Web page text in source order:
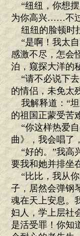
“纽纽，你想摆
为你高兴……不
纽纽的脸顿时
“是啊！我太自
感激不尽，怎会
泊，窥探大洋的
“请不必说下去
的情侣，未免太
我解释道：“坦
的祖国正蒙受苦
“你这样热爱自
曲》，我会唱了
“好的。”我高
要我和她并排坐
“比比，我从你
子，居然会弹钢
魂在天上安息。
妇人，学上层社
是活受罪！你知